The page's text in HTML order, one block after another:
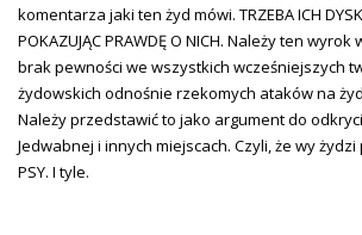
komentarza jaki ten żyd mówi. TRZEBA ICH
POKAZUJĄC PRAWDĘ O NICH. Należy ten
brak pewności we wszystkich wcześniejszych
żydowskich odnośnie rzekomych ataków na
Należy przedstawić to jako argument do
Jedwabnej i innych miejscach. Czyli, że wy żydzi
PSY. I tyle.